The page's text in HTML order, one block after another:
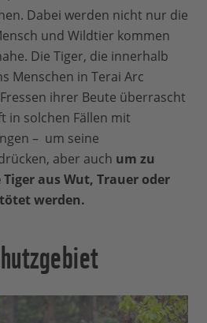
Dabei werden nicht nur die
und Wildtier kommen
Die Tiger, die innerhalb
Menschen in Terai Arc
ihrer Beute überrascht
in solchen Fällen mit
– um seine
aber auch um zu
aus Wut, Trauer oder
werden.